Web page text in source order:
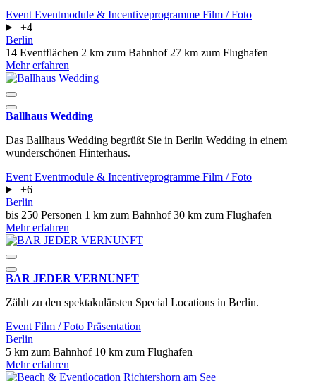
Event Eventmodule & Incentiveprogramme Film / Foto
+4
Berlin
14 Eventflächen 2 km zum Bahnhof 27 km zum Flughafen
Mehr erfahren
Ballhaus Wedding
Das Ballhaus Wedding begrüßt Sie in Berlin Wedding in einem
wunderschönen Hinterhaus.
Event Eventmodule & Incentiveprogramme Film / Foto
+6
Berlin
bis 250 Personen 1 km zum Bahnhof30 km zum Flughafen
Mehr erfahren
BAR JEDER VERNUNFT
Zählt zu den spektakulärsten Special Locations in Berlin.
Event Film / Foto Präsentation
Berlin
5 km zum Bahnhof 10 km zum Flughafen
Mehr erfahren